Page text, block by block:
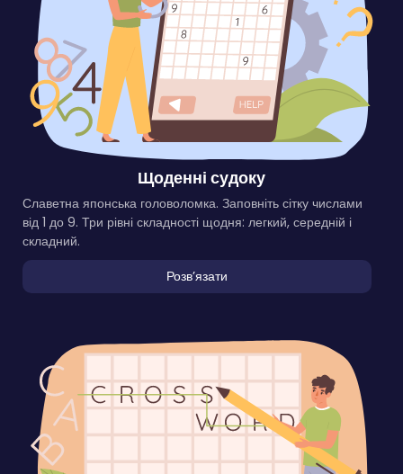
Щоденні судоку
Славетна японська головоломка. Заповніть сітку числами
від 1 до 9. Три рівні складності щодня: легкий, середній і
складний.
Розвʼязати